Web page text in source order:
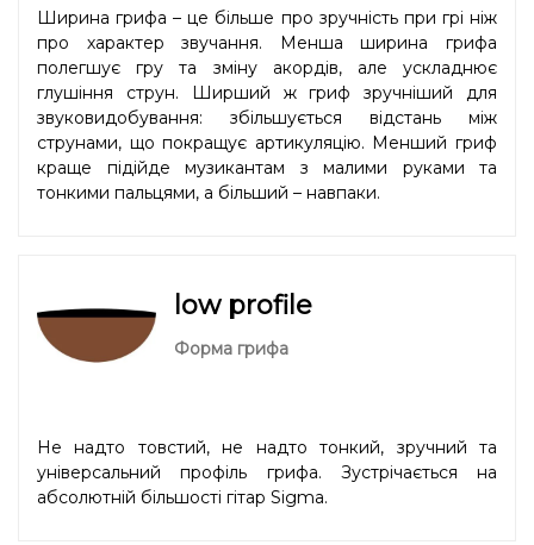
Ширина грифа – це більше про зручність при грі ніж
про характер звучання. Менша ширина грифа
полегшує гру та зміну акордів, але ускладнює
глушіння струн. Ширший ж гриф зручніший для
звуковидобування: збільшується відстань між
струнами, що покращує артикуляцію. Менший гриф
краще підійде музикантам з малими руками та
тонкими пальцями, а більший – навпаки.
low profile
Форма грифа
Не надто товстий, не надто тонкий, зручний та
універсальний профіль грифа. Зустрічається на
абсолютній більшості гітар Sigma.